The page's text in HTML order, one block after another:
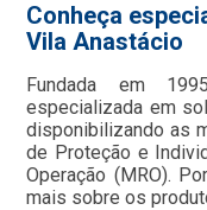
Conheça
Vila Anastácio
Fundada em
especializada em
disponibilizando as
de Proteção e
Operação (MRO).
mais sobre os